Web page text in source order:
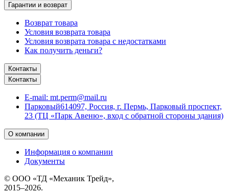
Гарантии и возврат
Возврат товара
Условия возврата товара
Условия возврата товара с недостатками
Как получить деньги?
Контакты
Контакты
E-mail: mt.perm@mail.ru
Парковый614097, Россия, г. Пермь, Парковый проспект,
23 (ТЦ «Парк Авеню», вход с обратной стороны здания)
О компании
Информация о компании
Документы
© ООО «ТД «Механик Трейд»,
2015–2026.